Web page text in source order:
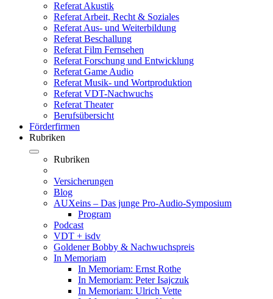
Referat Akustik
Referat Arbeit, Recht & Soziales
Referat Aus- und Weiterbildung
Referat Beschallung
Referat Film Fernsehen
Referat Forschung und Entwicklung
Referat Game Audio
Referat Musik- und Wortproduktion
Referat VDT-Nachwuchs
Referat Theater
Berufsübersicht
Förderfirmen
Rubriken
Rubriken
Versicherungen
Blog
AUXeins – Das junge Pro-Audio-Symposium
Program
Podcast
VDT + isdv
Goldener Bobby & Nachwuchspreis
In Memoriam
In Memoriam: Ernst Rothe
In Memoriam: Peter Isajczuk
In Memoriam: Ulrich Vette